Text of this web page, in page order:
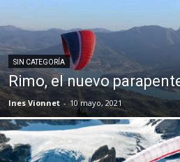
SIN CATEGORÍA
Rimo, el nuevo
Ines Vionnet - 10 mayo, 2021